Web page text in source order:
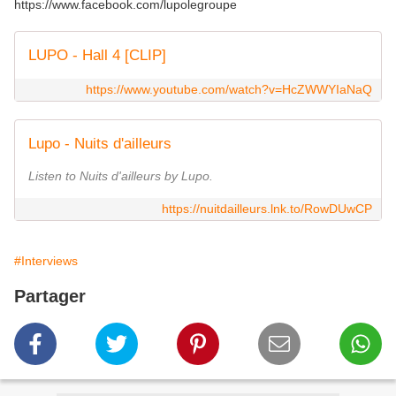
https://www.facebook.com/lupolegroupe
LUPO - Hall 4 [CLIP]
https://www.youtube.com/watch?v=HcZWWYIaNaQ
Lupo - Nuits d'ailleurs
Listen to Nuits d'ailleurs by Lupo.
https://nuitdailleurs.lnk.to/RowDUwCP
#Interviews
Partager